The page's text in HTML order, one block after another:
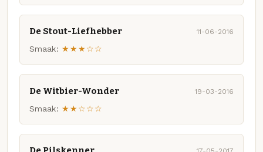
De Stout-Liefhebber 11-06-2016
Smaak: ★★★☆☆
De Witbier-Wonder 19-03-2016
Smaak: ★★☆☆☆